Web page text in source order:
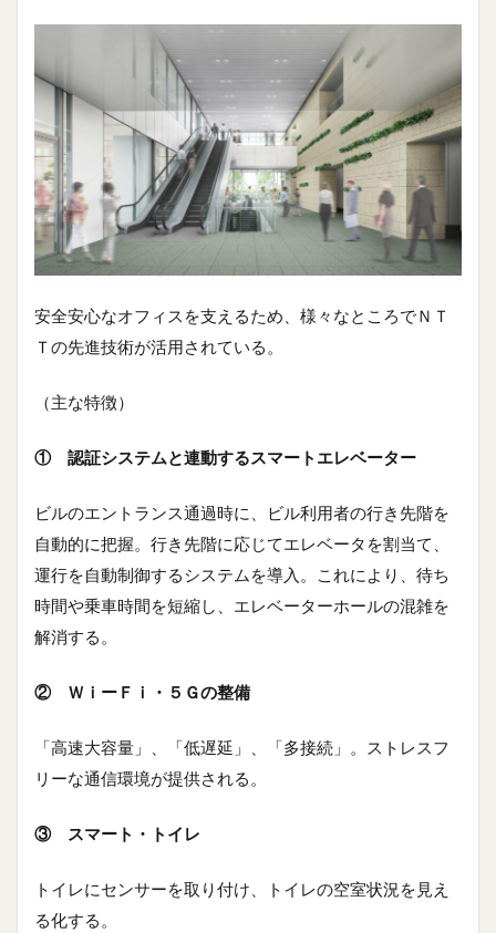
安全安心なオフィスを支えるため、様々なところでＮＴ
Ｔの先進技術が活用されている。
（主な特徴）
① 認証システムと連動するスマートエレベーター
ビルのエントランス通過時に、ビル利用者の行き先階を
自動的に把握。行き先階に応じてエレベータを割当て、
運行を自動制御するシステムを導入。これにより、待ち
時間や乗車時間を短縮し、エレベーターホールの混雑を
解消する。
② ＷｉーＦｉ・５Ｇの整備
「高速大容量」、「低遅延」、「多接続」。ストレスフ
リーな通信環境が提供される。
③ スマート・トイレ
トイレにセンサーを取り付け、トイレの空室状況を見え
る化する。